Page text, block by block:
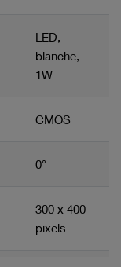
LED,
blanche,
1W
CMOS
0°
300 x 400
pixels